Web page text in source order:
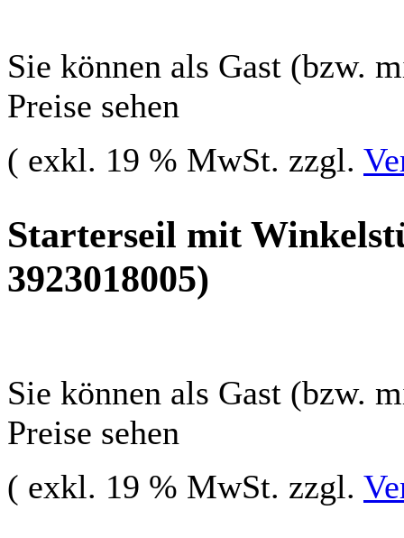
Sie können als Gast (bzw.
Preise sehen
( exkl. 19 % MwSt. zzgl.
Starterseil mit
3923018005)
Sie können als Gast (bzw.
Preise sehen
( exkl. 19 % MwSt. zzgl.